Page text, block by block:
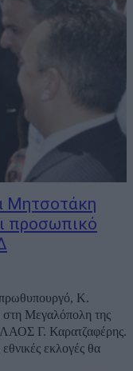
Μητσοτάκη
προσωπικό
Κ.
στη Μεγαλόπολη της
ΛΑΟΣ Γ. Καρατζαφέρης.
εκλογές θα